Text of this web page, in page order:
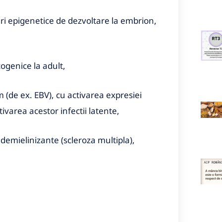
epigenetice de dezvoltare la embrion,
la adult,
ex. EBV), cu activarea expresiei
acestor infectii latente,
(scleroza multipla),